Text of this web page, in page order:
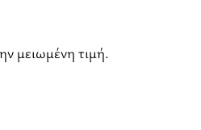
μειωμένη τιμή.